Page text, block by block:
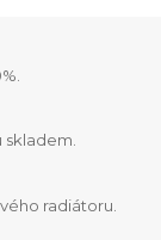
skladem.
radiátoru.